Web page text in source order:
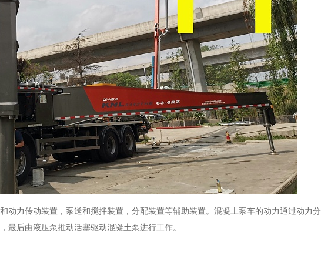
动力传动装置，泵送和搅拌装置，分配装置等辅助装置。混凝土泵车的动力通过动力分
最后由液压泵推动活塞驱动混凝土泵进行工作。